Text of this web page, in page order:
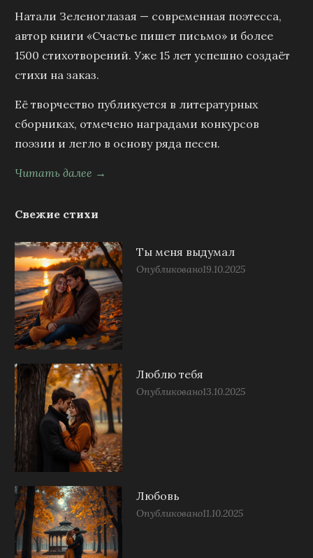
Натали Зеленоглазая — современная поэтесса,
автор книги «Счастье пишет письмо» и более
1500 стихотворений. Уже 15 лет успешно создаёт
стихи на заказ.
Её творчество публикуется в литературных
сборниках, отмечено наградами конкурсов
поэзии и легло в основу ряда песен.
Читать далее →
Свежие стихи
Ты меня выдумал
Опубликовано19.10.2025
Люблю тебя
Опубликовано13.10.2025
Любовь
Опубликовано11.10.2025